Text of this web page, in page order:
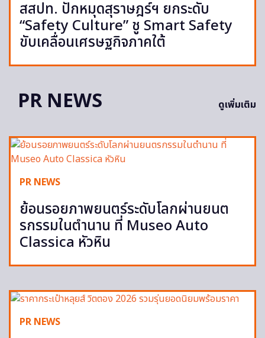
สสปท. ปักหมุดสุราษฎร์ฯ ยกระดับ
“Safety Culture” ชู Smart Safety
ขับเคลื่อนเศรษฐกิจภาคใต้
PR NEWS ดูเพิ่มเติม
PR NEWS
ย้อนรอยภาพยนตร์ระดับโลกผ่านยนต
รกรรมในตำนาน ที่ Museo Auto
Classica หัวหิน
PR NEWS